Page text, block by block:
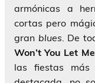
armónicas a
cortas pero
gran blues . De
Won’t You Let Me
las fiestas